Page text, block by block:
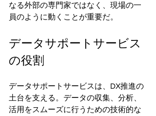
なる外部の専門家ではなく、現場の一
員のように動くことが重要だ。
データサポートサービス
の役割
データサポートサービスは、DX推進の
土台を支える。データの収集、分析、
活用をスムーズに行うための技術的な